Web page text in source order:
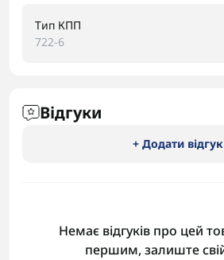
Тип КПП
722-6
Відгуки
+ Додати відгук
Немає відгуків про цей
першим, залиште